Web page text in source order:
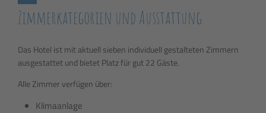
Zimmerkategorien und Ausstattung
Das Hotel ist mit aktuell sieben individuell gestalteten Zimmern
ausgestattet und bietet Platz für gut 22 Gäste.
Alle Zimmer verfügen über:
Klimaanlage